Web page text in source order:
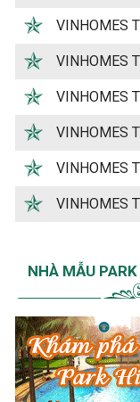
VINHOMES
VINHOMES
VINHOMES
VINHOMES
VINHOMES
VINHOMES
NHÀ MẪU